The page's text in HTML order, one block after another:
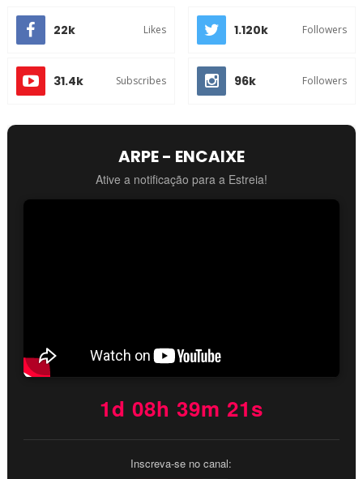
22k Likes 1.120k Followers
31.4k Subscribes 96k Followers
ARPE - ENCAIXE
Ative a notificação para a Estreia!
1d 08h 39m 21s
Inscreva-se no canal: